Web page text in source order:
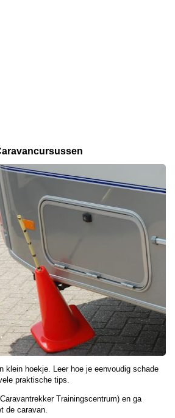
klein hoekje. Leer hoe je eenvoudig schade
praktische tips.
Trainingscentrum) en ga
de caravan.